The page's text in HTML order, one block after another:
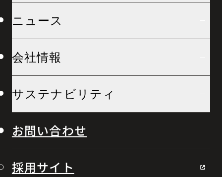
ニュース
会社情報
サステナビリティ
お問い合わせ
採用サイト